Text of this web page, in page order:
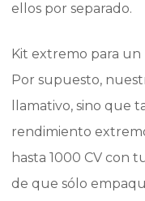
ellos por separado.
Kit extremo para
Por supuesto,
llamativo, sino que
rendimiento
hasta 1000 CV con
de que sólo